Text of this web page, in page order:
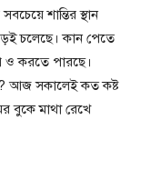
শান্তির স্থান
চলেছে। কান পেতে
ও করতে পারছে।
আজ সকালেই কত কষ্ট
বুকে মাথা রেখে